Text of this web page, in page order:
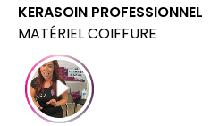
KERASOIN PROFESSIONNEL
MATÉRIEL COIFFURE